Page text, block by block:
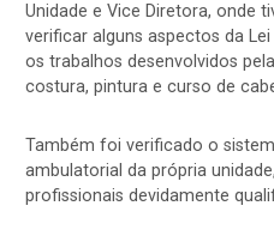
Unidade e Vice Diretora, onde
verificar alguns aspectos da
os trabalhos desenvolvidos
costura, pintura e curso de
Também foi verificado o
ambulatorial da própria
profissionais devidamente